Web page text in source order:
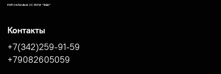
РИТУАЛЬНЫЕ УСЛУГИ "ВЕК"
Контакты
+7(342)259-91-59
+79082605059